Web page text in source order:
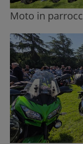
Moto in